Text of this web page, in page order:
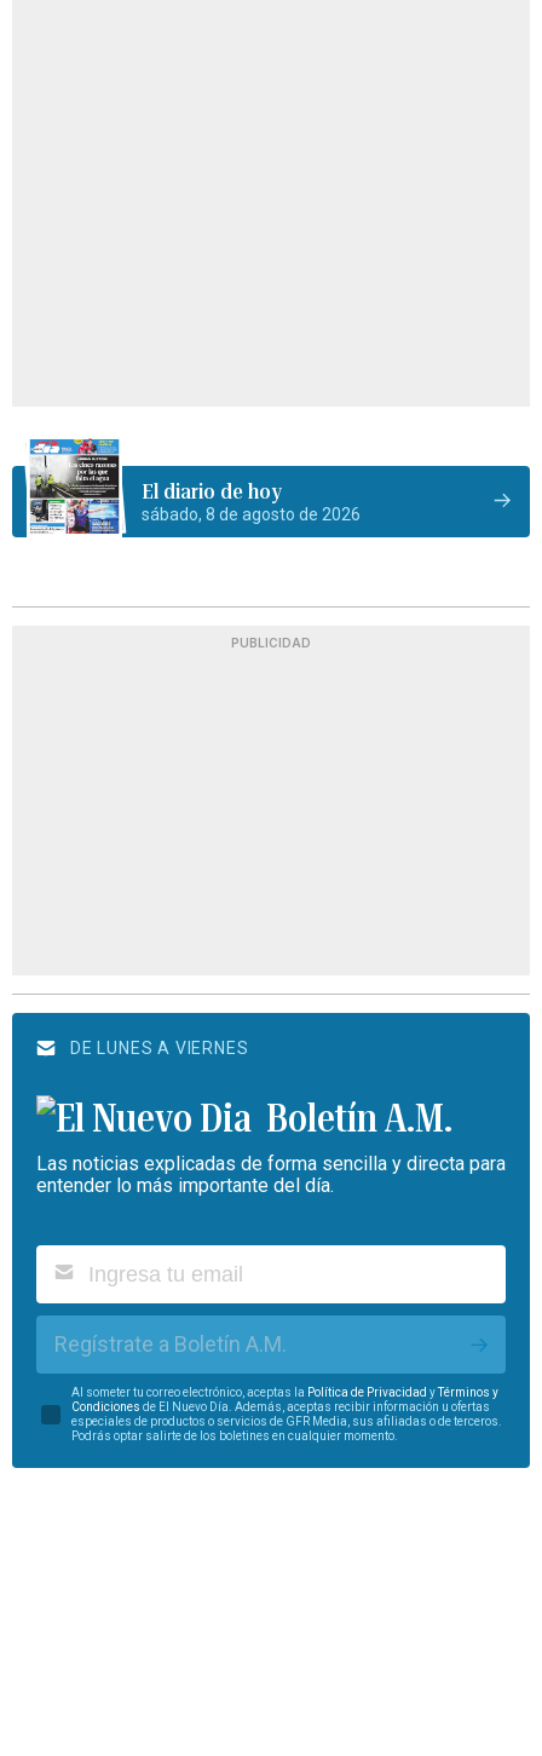
El diario de hoy
sábado, 8 de agosto de 2026
PUBLICIDAD
DE LUNES A VIERNES
Boletín A.M.
Las noticias explicadas de forma sencilla y directa para
entender lo más importante del día.
Regístrate a Boletín A.M.
Al someter tu correo electrónico, aceptas la Política de Privacidad yTérminos y
Condiciones de El Nuevo Día. Además, aceptas recibir información u ofertas
especiales de productos o servicios de GFR Media, sus afiliadas o de terceros.
Podrás optar salirte de los boletines en cualquier momento.